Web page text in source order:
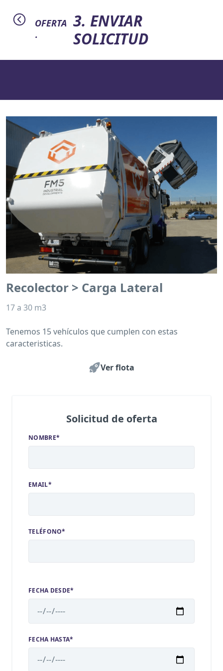
OFERTA
·
3. ENVIAR
SOLICITUD
Recolector > Carga Lateral
17 a 30 m3
Tenemos 15 vehículos que cumplen con estas
caracteristicas.
Ver flota
Solicitud de oferta
NOMBRE*
EMAIL*
TELÉFONO*
FECHA DESDE*
FECHA HASTA*